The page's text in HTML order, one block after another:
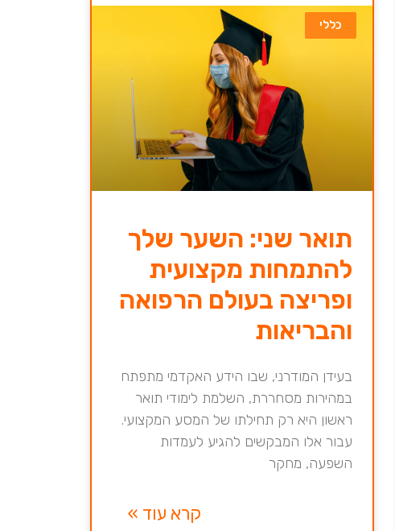
כללי
תואר שני: השער שלך
להתמחות מקצועית
ופריצה בעולם הרפואה
והבריאות
בעידן המודרני, שבו הידע האקדמי מתפתח
במהירות מסחררת, השלמת לימודי תואר
ראשון היא רק תחילתו של המסע המקצועי.
עבור אלו המבקשים להגיע לעמדות
השפעה, מחקר
קרא עוד »